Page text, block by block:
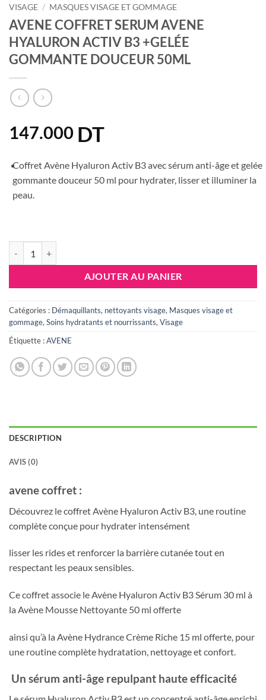
VISAGE / MASQUES VISAGE ET GOMMAGE
AVENE COFFRET SERUM AVENE
HYALURON ACTIV B3 +GELÉE
GOMMANTE DOUCEUR 50ML
147.000 DT
Coffret Avène Hyaluron Activ B3 avec sérum anti-âge et gelée
gommante douceur 50 ml pour hydrater, lisser et illuminer la
peau.
AJOUTER AU PANIER
Catégories : Démaquillants, nettoyants visage, Masques visage et
gommage, Soins hydratants et nourrissants, Visage
Étiquette :AVENE
DESCRIPTION
AVIS (0)
avene coffret :
Découvrez le coffret Avène Hyaluron Activ B3, une routine
complète conçue pour hydrater intensément
lisser les rides et renforcer la barrière cutanée tout en
respectant les peaux sensibles.
Ce coffret associe le Avène Hyaluron Activ B3 Sérum 30 ml à
la Avène Mousse Nettoyante 50 ml offerte
ainsi qu’à la Avène Hydrance Crème Riche 15 ml offerte, pour
une routine complète hydratation, nettoyage et confort.
Un sérum anti-âge repulpant haute efficacité